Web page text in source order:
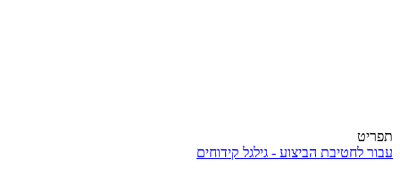
תפריט
עבור לחטיבת הביצוע - גילגל קידוחים